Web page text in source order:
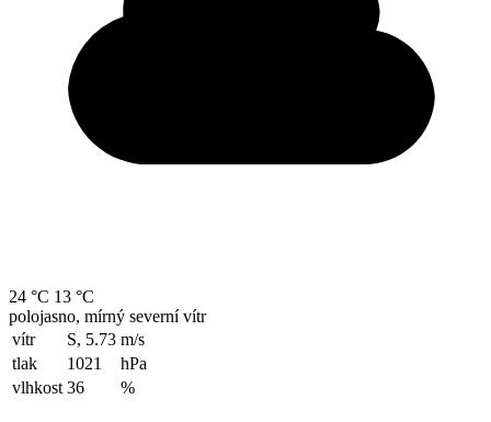
24 °C 13 °C
polojasno, mírný severní vítr
vítr
S, 5.73 m/s
tlak
1021
hPa
vlhkost 36 %